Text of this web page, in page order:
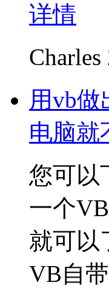
详情
Charles
用vb
电脑就
您可以
一个
就可以
VB自